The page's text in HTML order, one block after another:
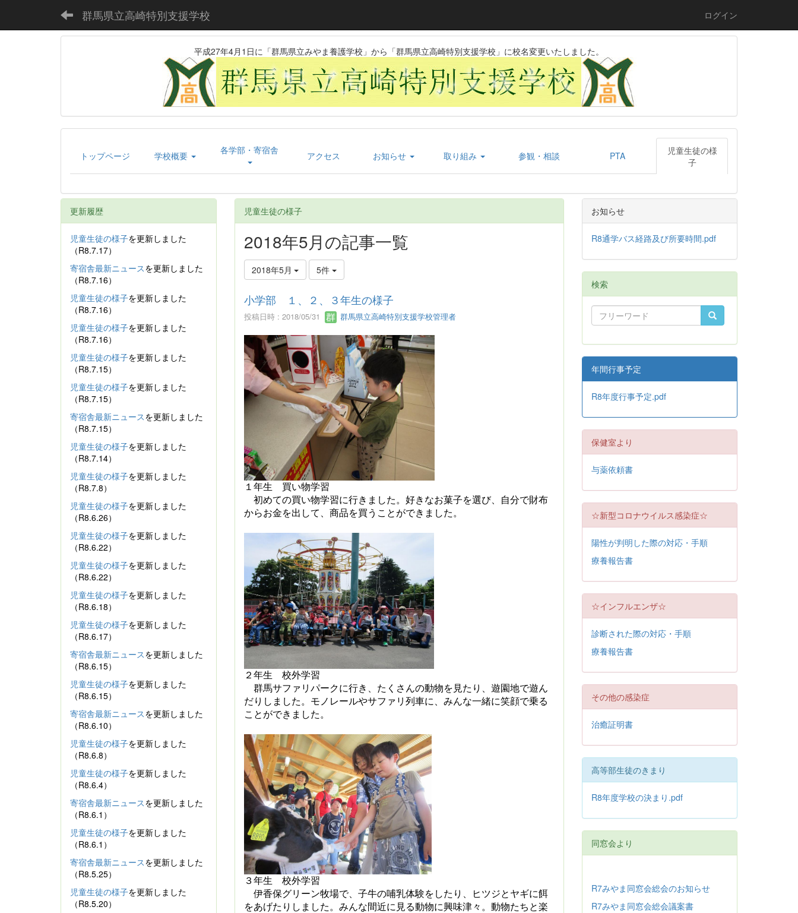
群馬県立高崎特別支援学校 ログイン
平成27年4月1日に「群馬県立みやま養護学校」から「群馬県立高崎特別支援学校」に校名変更いたしました。
トップページ 学校概要 各学部・寄宿舎 アクセス お知らせ 取り組み 参観・相談 PTA
児童生徒の様
子
児童生徒の様子
2018年5月の記事一覧
2018年5月 5件
小学部 １、２、３年生の様子
投稿日時 : 2018/05/31 群馬県立高崎特別支援学校管理者
１年生 買い物学習
初めての買い物学習に行きました。好きなお菓子を選び、自分で財布
からお金を出して、商品を買うことができました。
２年生 校外学習
群馬サファリパークに行き、たくさんの動物を見たり、遊園地で遊ん
だりしました。モノレールやサファリ列車に、みんな一緒に笑顔で乗る
ことができました。
３年生 校外学習
伊香保グリーン牧場で、子牛の哺乳体験をしたり、ヒツジとヤギに餌
をあげたりしました。みんな間近に見る動物に興味津々。動物たちと楽
更新履歴
児童生徒の様子を更新しました
（R8.7.17）
寄宿舎最新ニュースを更新しました
（R8.7.16）
児童生徒の様子を更新しました
（R8.7.16）
児童生徒の様子を更新しました
（R8.7.16）
児童生徒の様子を更新しました
（R8.7.15）
児童生徒の様子を更新しました
（R8.7.15）
寄宿舎最新ニュースを更新しました
（R8.7.15）
児童生徒の様子を更新しました
（R8.7.14）
児童生徒の様子を更新しました
（R8.7.8）
児童生徒の様子を更新しました
（R8.6.26）
児童生徒の様子を更新しました
（R8.6.22）
児童生徒の様子を更新しました
（R8.6.22）
児童生徒の様子を更新しました
（R8.6.18）
児童生徒の様子を更新しました
（R8.6.17）
寄宿舎最新ニュースを更新しました
（R8.6.15）
児童生徒の様子を更新しました
（R8.6.15）
寄宿舎最新ニュースを更新しました
（R8.6.10）
児童生徒の様子を更新しました
（R8.6.8）
児童生徒の様子を更新しました
（R8.6.4）
寄宿舎最新ニュースを更新しました
（R8.6.1）
児童生徒の様子を更新しました
（R8.6.1）
寄宿舎最新ニュースを更新しました
（R8.5.25）
児童生徒の様子を更新しました
（R8.5.20）
お知らせ
R8通学バス経路及び所要時間.pdf
検索
年間行事予定
R8年度行事予定.pdf
保健室より
与薬依頼書
☆新型コロナウイルス感染症☆
陽性が判明した際の対応・手順
療養報告書
☆インフルエンザ☆
診断された際の対応・手順
療養報告書
その他の感染症
治癒証明書
高等部生徒のきまり
R8年度学校の決まり.pdf
同窓会より
R7みやま同窓会総会のお知らせ
R7みやま同窓会総会議案書